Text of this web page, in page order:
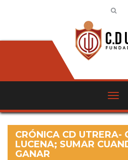
CRÓNICA CD UTRERA-
LUCENA; SUMAR
GANAR